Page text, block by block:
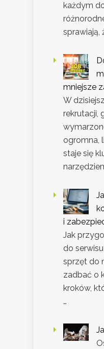
każdym
sprawiają,
mniejsze
W
rekrutacji,
ogromna,
staje się
i
Jak
do
sprzęt do
zadbać o
kroków,
…